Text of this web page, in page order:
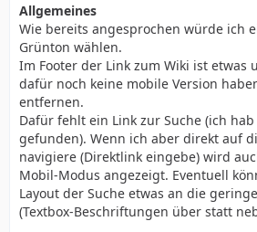
Allgemeines
Wie bereits angesprochen würde ich
Grünton wählen.
Im Footer der Link zum Wiki ist etwas
dafür noch keine mobile Version
entfernen.
Dafür fehlt ein Link zur Suche (ich
gefunden). Wenn ich aber direkt auf
navigiere (Direktlink eingebe) wird
Mobil-Modus angezeigt. Eventuell
Layout der Suche etwas an die
(Textbox-Beschriftungen über statt